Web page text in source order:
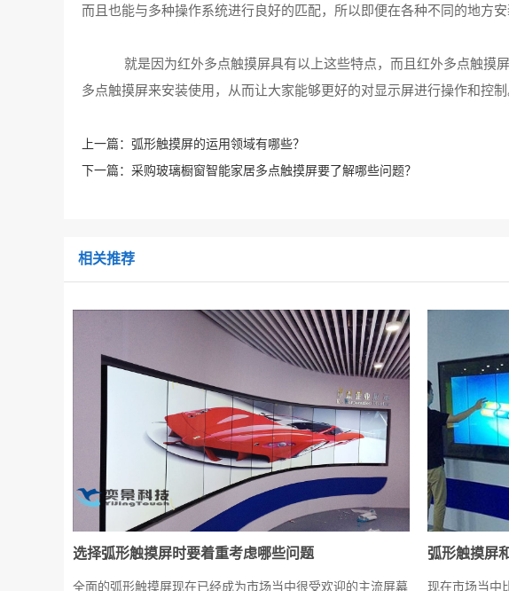
而且也能与多种操作系统进行良好的匹配，所以即便在各种不同的地方
就是因为红外多点触摸屏‍具有以上这些特点，而且红外多点触摸
多点触摸屏‍来安装使用，从而让大家能够更好的对显示屏进行操作和控制
上一篇： 弧形触摸屏的运用领域有哪些？
下一篇： 采购玻璃橱窗智能家居多点触摸屏‍要了解哪些问题？
相关推荐
选择弧形触摸屏时要着重考虑哪些问题
全面的弧形触摸屏现在已经成为市场当中很受欢迎的主流屏幕
弧形触摸屏
现在市场当中